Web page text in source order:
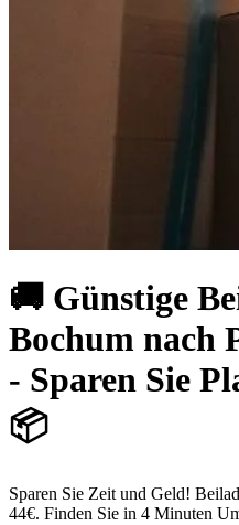
🚚 Günstige
Bochum nach
- Sparen Sie
📦
Sparen Sie Zeit und Geld!
44€. Finden Sie in 4 Minuten